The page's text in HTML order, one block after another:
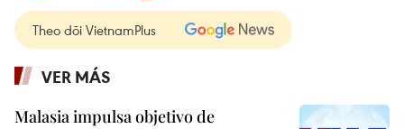
Theo dõi VietnamPlus
VER MÁS
Malasia impulsa objetivo de